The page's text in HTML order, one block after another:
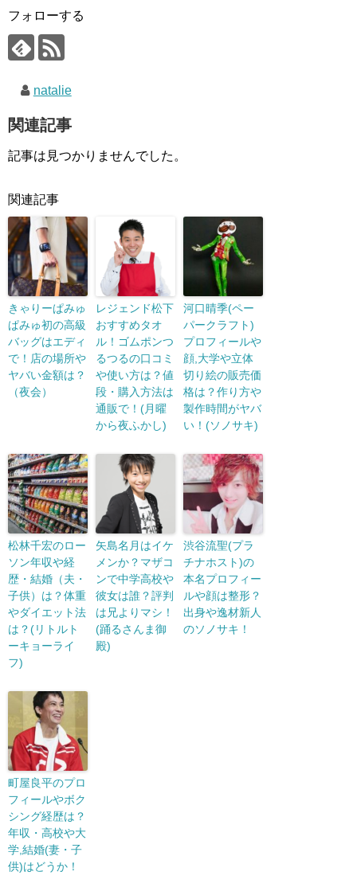
フォローする
natalie
関連記事
記事は見つかりませんでした。
関連記事
きゃりーぱみゅ
ぱみゅ初の高級
バッグはエディ
で！店の場所や
ヤバい金額は？
（夜会）
レジェンド松下
おすすめタオ
ル！ゴムポンつ
るつるの口コミ
や使い方は？値
段・購入方法は
通販で！(月曜
から夜ふかし)
河口晴季(ペー
パークラフト)
プロフィールや
顔,大学や立体
切り絵の販売価
格は？作り方や
製作時間がヤバ
い！(ソノサキ)
松林千宏のロー
ソン年収や経
歴・結婚（夫・
子供）は？体重
やダイエット法
は？(リトルト
ーキョーライ
フ)
矢島名月はイケ
メンか？マザコ
ンで中学高校や
彼女は誰？評判
は兄よりマシ！
(踊るさんま御
殿)
渋谷流聖(プラ
チナホスト)の
本名プロフィー
ルや顔は整形？
出身や逸材新人
のソノサキ！
町屋良平のプロ
フィールやボク
シング経歴は？
年収・高校や大
学,結婚(妻・子
供)はどうか！